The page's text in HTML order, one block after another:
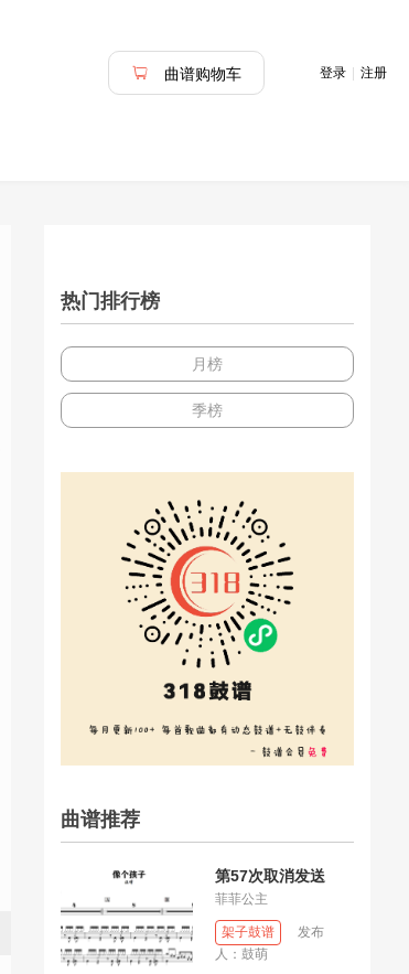
曲谱购物车 登录 | 注册
热门排行榜
月榜
季榜
曲谱推荐
第57次取消发送
菲菲公主
架子鼓谱
发布
人： 鼓萌